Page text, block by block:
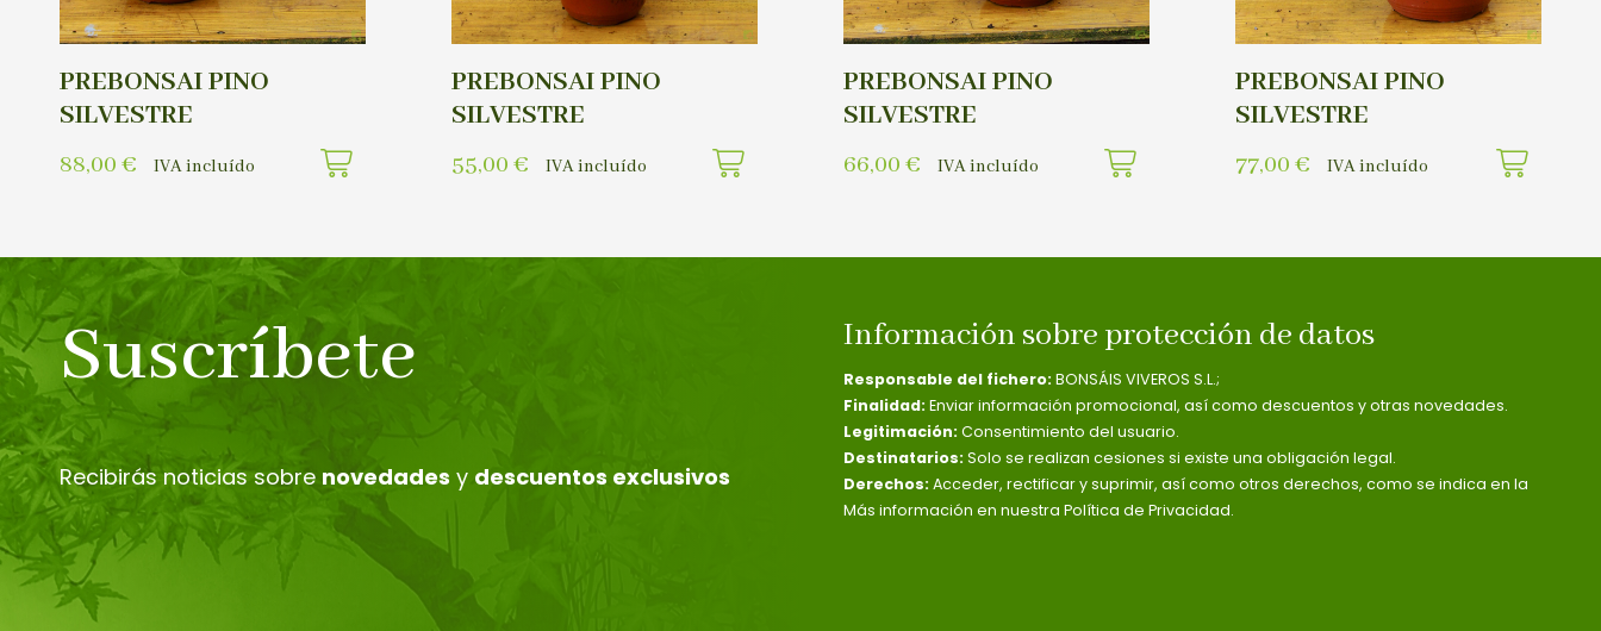
PREBONSAI PINO
SILVESTRE
88,00 € IVA incluído
PREBONSAI PINO
SILVESTRE
55,00 € IVA incluído
PREBONSAI PINO
SILVESTRE
66,00 € IVA incluído
PREBONSAI PINO
SILVESTRE
77,00 € IVA incluído
Suscríbete
Recibirás noticias sobre novedades y descuentos exclusivos
Información sobre protección de datos
Responsable del fichero: BONSÁIS VIVEROS S.L.;
Finalidad: Enviar información promocional, así como descuentos y otras novedades.
Legitimación: Consentimiento del usuario.
Destinatarios: Solo se realizan cesiones si existe una obligación legal.
Derechos: Acceder, rectificar y suprimir, así como otros derechos, como se indica en la
Más información en nuestra Política de Privacidad.